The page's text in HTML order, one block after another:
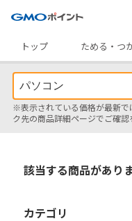
トップ
ためる・つ
※表示されている価格が最新で
ク先の商品詳細ページでご確認
該当する商品があり
カテゴリ